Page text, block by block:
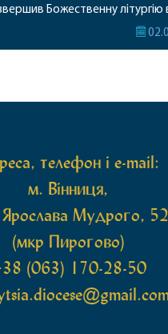
Божественну літургію
монастирі. Перед
телефон і e-mail:
м. Вінниця,
Мудрого, 52
(мкр Пирогово)
(063) 170-28-50